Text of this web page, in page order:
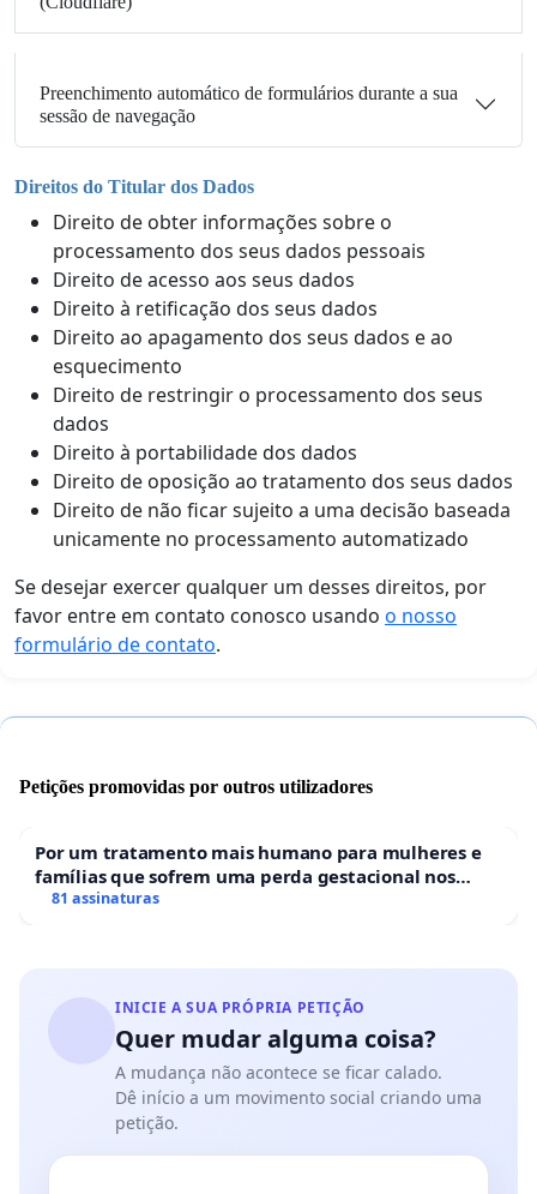
Preenchimento automático de formulários durante a sua
sessão de navegação
Direitos do Titular dos Dados
Direito de obter informações sobre o
processamento dos seus dados pessoais
Direito de acesso aos seus dados
Direito à retificação dos seus dados
Direito ao apagamento dos seus dados e ao
esquecimento
Direito de restringir o processamento dos seus
dados
Direito à portabilidade dos dados
Direito de oposição ao tratamento dos seus dados
Direito de não ficar sujeito a uma decisão baseada
unicamente no processamento automatizado
Se desejar exercer qualquer um desses direitos, por
favor entre em contato conosco usando o nosso
formulário de contato.
Petições promovidas por outros utilizadores
Por um tratamento mais humano para mulheres e
famílias que sofrem uma perda gestacional nos
hospitais portugueses
81 assinaturas
INICIE A SUA PRÓPRIA PETIÇÃO
Quer mudar alguma coisa?
A mudança não acontece se ficar calado.
Dê início a um movimento social criando uma
petição.